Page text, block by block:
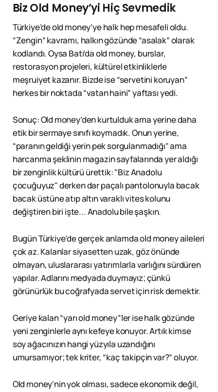
Biz Old Money’yi Hiç Sevmedik
Türkiye’de old money’ye halk hep mesafeli oldu.
“Zengin” kavramı, halkın gözünde “asalak” olarak
kodlandı. Oysa Batı’da old money, burslar,
restorasyon projeleri, kültürel etkinliklerle
meşruiyet kazanır. Bizde ise “servetini koruyan”
herkes bir noktada “vatan haini” yaftası yedi.
Sonuç: Old money’den kurtulduk ama yerine daha
etik bir sermaye sınıfı koymadık. Onun yerine,
“paranın geldiği yerin pek sorgulanmadığı” ama
harcanma şeklinin magazin sayfalarında yer aldığı
bir zenginlik kültürü ürettik: "Biz Anadolu
çocuğuyuz" derken dar paçalı pantolonuyla bacak
bacak üstüne atıp altın varaklı vites kolunu
değiştiren biri işte... Anadolu bile şaşkın.
Bugün Türkiye’de gerçek anlamda old money aileleri
çok az. Kalanlar siyasetten uzak, göz önünde
olmayan, uluslararası yatırımlarla varlığını sürdüren
yapılar. Adlarını medyada duymayız; çünkü
görünürlük bu coğrafyada servet için risk demektir.
Geriye kalan “yarı old money”ler ise halk gözünde
yeni zenginlerle aynı kefeye konuyor. Artık kimse
soy ağacınızın hangi yüzyıla uzandığını
umursamıyor; tek kriter, “kaç takipçin var?” oluyor.
Old money’nin yok olması, sadece ekonomik değil,